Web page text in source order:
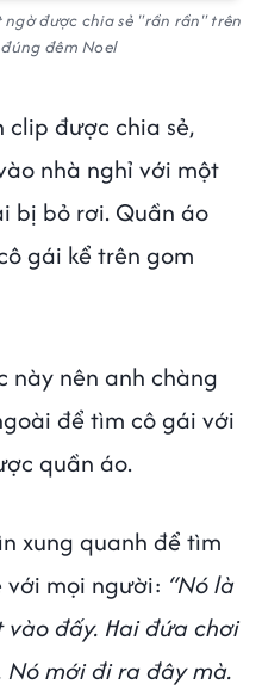
được chia sẻ "rần rần" trên
đêm Noel
clip được chia sẻ,
nhà nghỉ với một
bị bỏ rơi. Quần áo
gái kể trên gom
này nên anh chàng
để tìm cô gái với
quần áo.
xung quanh để tìm
với mọi người: “Nó là
đấy. Hai đứa chơi
mới đi ra đây mà.